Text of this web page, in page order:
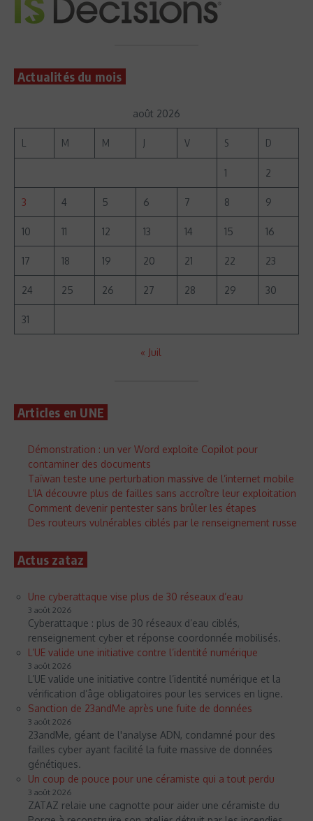
Actualités du mois
août 2026
L M M J V S D
1 2
3 4 5 6 7 8 9
10 11 12 13 14 15 16
17 18 19 20 21 22 23
24 25 26 27 28 29 30
31
« Juil
Articles en UNE
Démonstration : un ver Word exploite Copilot pour
contaminer des documents
Taïwan teste une perturbation massive de l’internet mobile
L’IA découvre plus de failles sans accroître leur exploitation
Comment devenir pentester sans brûler les étapes
Des routeurs vulnérables ciblés par le renseignement russe
Actus zataz
Une cyberattaque vise plus de 30 réseaux d’eau
3 août 2026
Cyberattaque : plus de 30 réseaux d’eau ciblés,
renseignement cyber et réponse coordonnée mobilisés.
L’UE valide une initiative contre l’identité numérique
3 août 2026
L’UE valide une initiative contre l’identité numérique et la
vérification d’âge obligatoires pour les services en ligne.
Sanction de 23andMe après une fuite de données
3 août 2026
23andMe, géant de l'analyse ADN, condamné pour des
failles cyber ayant facilité la fuite massive de données
génétiques.
Un coup de pouce pour une céramiste qui a tout perdu
3 août 2026
ZATAZ relaie une cagnotte pour aider une céramiste du